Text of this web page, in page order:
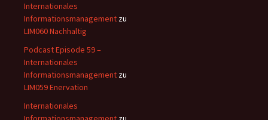
Internationales
Informationsmanagement zu
LIM060 Nachhaltig
Podcast Episode 59 –
Internationales
Informationsmanagement zu
LIM059 Enervation
Internationales